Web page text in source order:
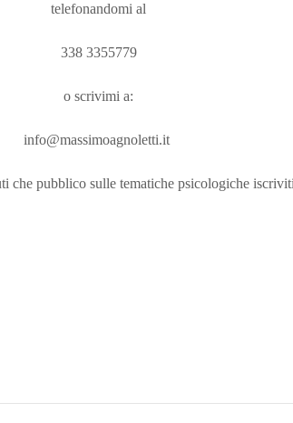
telefonandomi al
338 3355779
o scrivimi a:
info@massimoagnoletti.it
che pubblico sulle tematiche psicologiche